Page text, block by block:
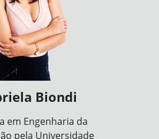
Biondi
em Engenharia da
pela Universidade